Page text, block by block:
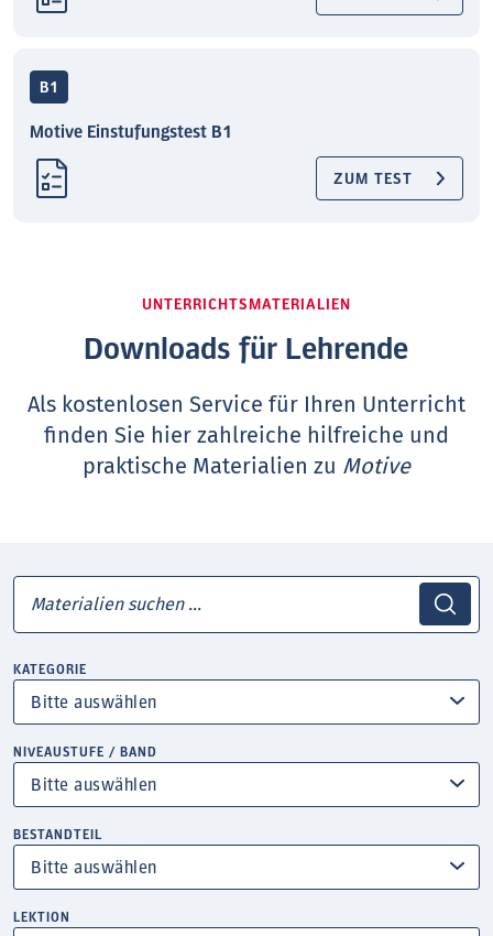
B1
Motive Einstufungstest B1
ZUM TEST
UNTERRICHTSMATERIALIEN
Downloads für Lehrende
Als kostenlosen Service für Ihren Unterricht
finden Sie hier zahlreiche hilfreiche und
praktische Materialien zu Motive
KATEGORIE
NIVEAUSTUFE / BAND
BESTANDTEIL
LEKTION